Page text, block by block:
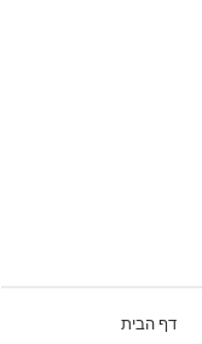
דף הבית